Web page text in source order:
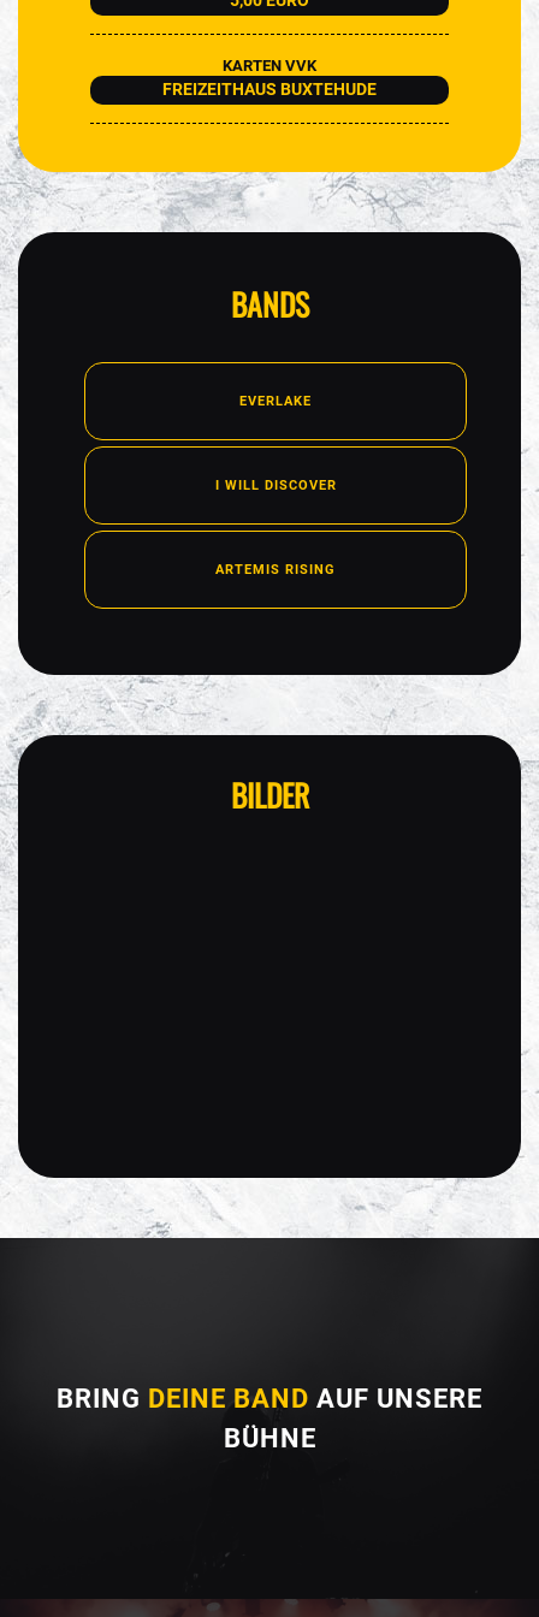
KARTEN VVK
FREIZEITHAUS BUXTEHUDE
BANDS
EVERLAKE
I WILL DISCOVER
ARTEMIS RISING
BILDER
BRING DEINE BAND AUF UNSERE
BÜHNE